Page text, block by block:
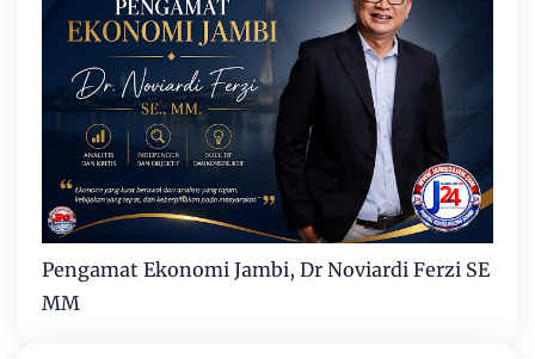
Pengamat Ekonomi Jambi, Dr Noviardi Ferzi SE
MM